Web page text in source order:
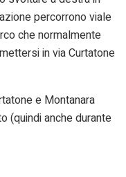
percorrono viale
che normalmente
in via Curtatone
e Montanara
(quindi anche durante